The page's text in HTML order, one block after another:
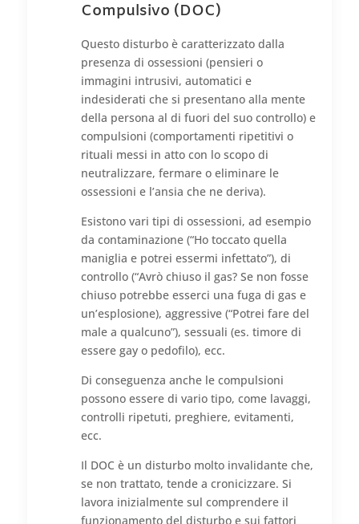
Compulsivo (DOC)
Questo disturbo è caratterizzato dalla
presenza di ossessioni (pensieri o
immagini intrusivi, automatici e
indesiderati che si presentano alla mente
della persona al di fuori del suo controllo) e
compulsioni (comportamenti ripetitivi o
rituali messi in atto con lo scopo di
neutralizzare, fermare o eliminare le
ossessioni e l’ansia che ne deriva).
Esistono vari tipi di ossessioni, ad esempio
da contaminazione (“Ho toccato quella
maniglia e potrei essermi infettato”), di
controllo (“Avrò chiuso il gas? Se non fosse
chiuso potrebbe esserci una fuga di gas e
un’esplosione), aggressive (“Potrei fare del
male a qualcuno”), sessuali (es. timore di
essere gay o pedofilo), ecc.
Di conseguenza anche le compulsioni
possono essere di vario tipo, come lavaggi,
controlli ripetuti, preghiere, evitamenti,
ecc.
Il DOC è un disturbo molto invalidante che,
se non trattato, tende a cronicizzare. Si
lavora inizialmente sul comprendere il
funzionamento del disturbo e sui fattori